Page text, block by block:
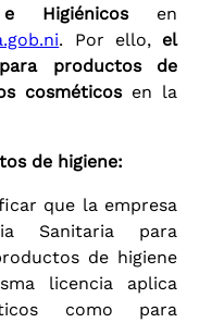
Higiénicosen
. Por ello, el
productos de
cosméticosen la
de higiene:
que la empresa
Sanitaria para
de higiene
licencia aplica
como para